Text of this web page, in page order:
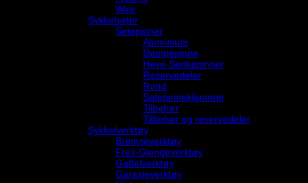
Wire
Sykkelseter
Setepinner
Aluminium
Dempepinne
Heve-Senkepinner
Reservedeler
Rund
Setepinneklemmer
Tilbehør
Tilbehør og reservedeler
Sykkelverktøy
Bremseverktøy
Fres-Gjengeverktøy
Gaffelverktøy
Garasjeverktøy